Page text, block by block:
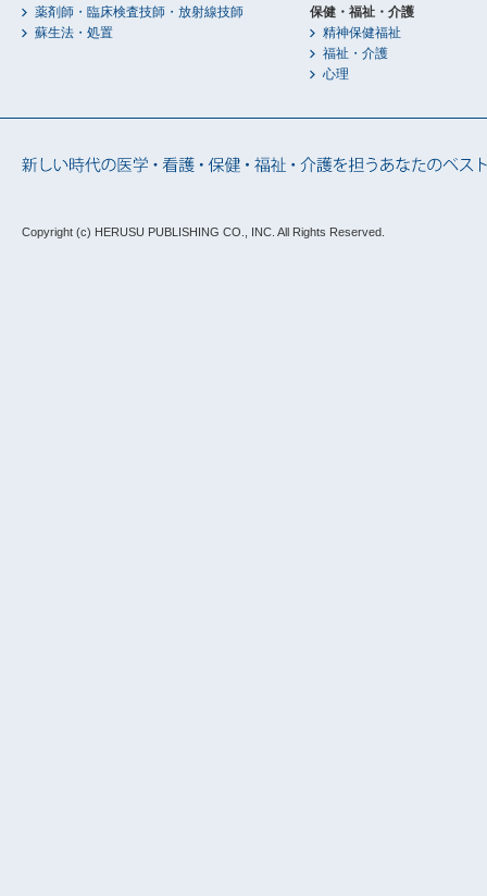
薬剤師・臨床検査技師・放射線技師
蘇生法・処置
保健・福祉・介護
精神保健福祉
福祉・介護
心理
Copyright (c) HERUSU PUBLISHING CO., INC. All Rights Reserved.